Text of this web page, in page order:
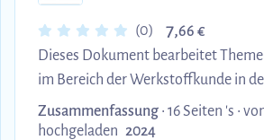
(0) 7,66 €
Dieses Dokument bearbeitet
im Bereich der Werkstoffkunde in
Fahrzeugentwicklung. Die Fragen
dabei auf das Skript und die Themen
Zusammenfassung • 16 Seiten 's •
hochgeladen 2024